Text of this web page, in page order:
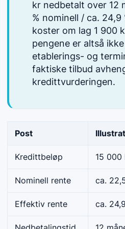
kr nedbetalt over 12
% nominell / ca.
koster om lag 1 900
pengene er altså
etablerings- og
faktiske tilbud
kredittvurderingen.
Post
Kredittbeløp 15 000
Nominell rente ca.
Effektiv rente ca.